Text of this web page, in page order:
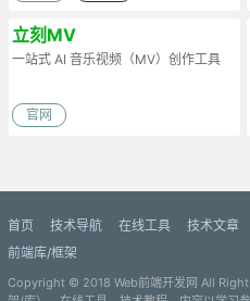
立刻MV
一站式 AI 音乐视频（MV）创作工具
官网
首页 技术导航 在线工具 技术文章
前端库/框架